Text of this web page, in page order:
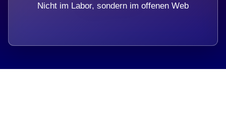
Nicht im Labor, sondern im offenen Web